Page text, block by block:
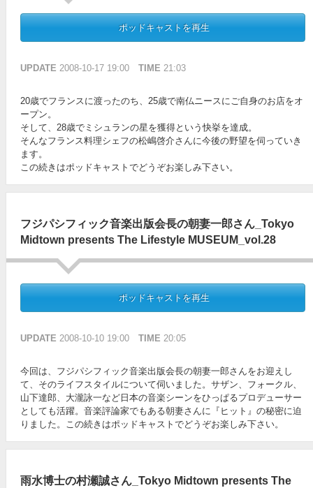
ポッドキャストを再生
UPDATE 2008-10-17 19:00 TIME 21:03
20歳でフランスに渡ったのち、25歳で南仏ニースにご自身のお店をオ
ープン。
そして、28歳でミシュランの星を獲得という快挙を達成。
そんなフランス料理シェフの松嶋啓介さんに今後の野望を伺っていき
ます。
この続きはポッドキャストでどうぞお楽しみ下さい。
フジパシフィック音楽出版会長の朝妻一郎さん_Tokyo
Midtown presents The Lifestyle MUSEUM_vol.28
ポッドキャストを再生
UPDATE 2008-10-10 19:00 TIME 20:05
今回は、フジパシフィック音楽出版会長の朝妻一郎さんをお迎えし
て、そのライフスタイルについて伺いました。サザン、フォークル、
山下達郎、大瀧詠一など日本の音楽シーンをひっぱるプロデューサー
としても活躍。音楽評論家でもある朝妻さんに『ヒット』の秘密に迫
りました。この続きはポッドキャストでどうぞお楽しみ下さい。
雨水博士の村瀬誠さん_Tokyo Midtown presents The